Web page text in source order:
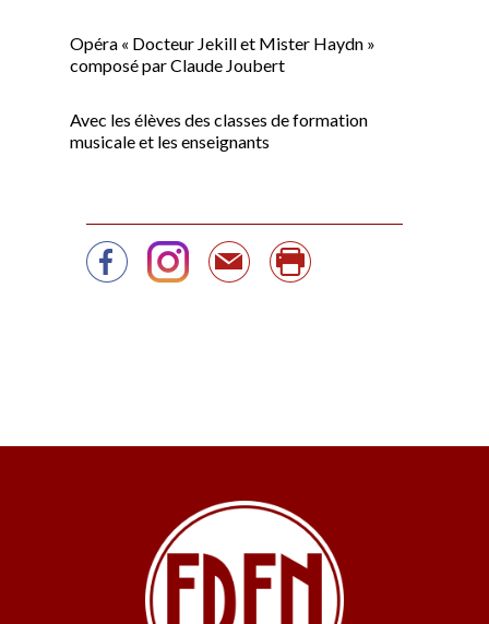
Opéra « Docteur Jekill et Mister Haydn »
composé par Claude Joubert
Avec les élèves des classes de formation
musicale et les enseignants